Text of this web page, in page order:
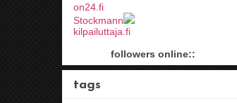
on24.fi
Stockmann
kilpailuttaja.fi
followers online::
tags